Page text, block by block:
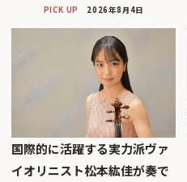
PICK UP 2026年8月4日
国際的に活躍する実力派ヴァ
イオリニスト松本紘佳が奏で